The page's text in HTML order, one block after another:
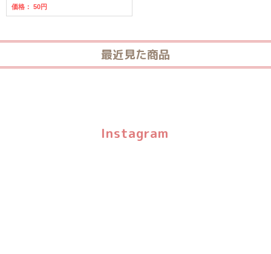
価格： 50円
最近見た商品
Instagram